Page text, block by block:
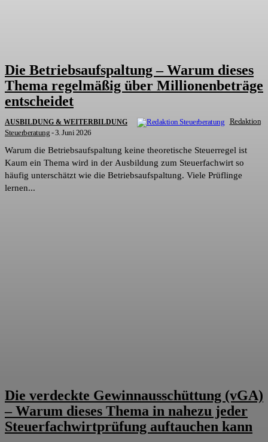
Die Betriebsaufspaltung – Warum dieses
Thema regelmäßig über Millionenbeträge
entscheidet
AUSBILDUNG & WEITERBILDUNG
Redaktion
Steuerberatung - 3. Juni 2026
Warum die Betriebsaufspaltung keine theoretische Steuerregel ist
Kaum ein Thema wird in der Ausbildung zum Steuerfachwirt so
häufig unterschätzt wie die Betriebsaufspaltung. Viele Prüflinge
lernen...
Die verdeckte Gewinnausschüttung (vGA)
– Warum dieses Thema in nahezu jeder
Steuerfachwirtprüfung auftauchen kann